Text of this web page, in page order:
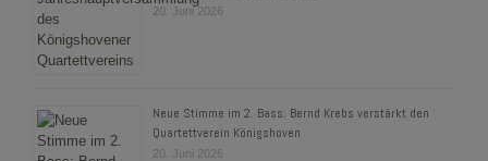
20. Juni 2026
Neue Stimme im 2. Bass: Bernd Krebs verstärkt den
Quartettverein Königshoven
20. Juni 2026